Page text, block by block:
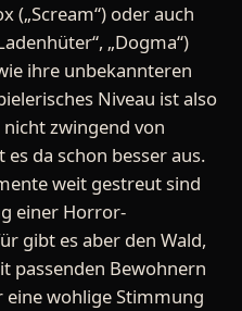
(„Scream“) oder auch
„Dogma“)
ihre unbekannteren
Niveau ist also
zwingend von
da schon besser aus.
weit gestreut sind
einer Horror-
gibt es aber den Wald,
passenden Bewohnern
eine wohlige Stimmung